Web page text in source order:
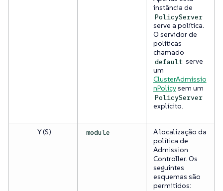
instância de
PolicyServer
serve a política.
O servidor de
políticas
chamado
default serve
um
ClusterAdmissio
nPolicysem um
PolicyServer
explícito.
Y (S) module
A localização da
política de
Admission
Controller. Os
seguintes
esquemas são
permitidos: